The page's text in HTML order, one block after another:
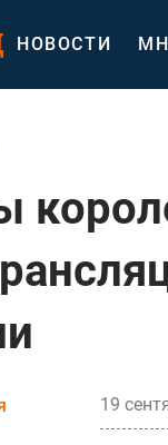
НОВОСТИ
19